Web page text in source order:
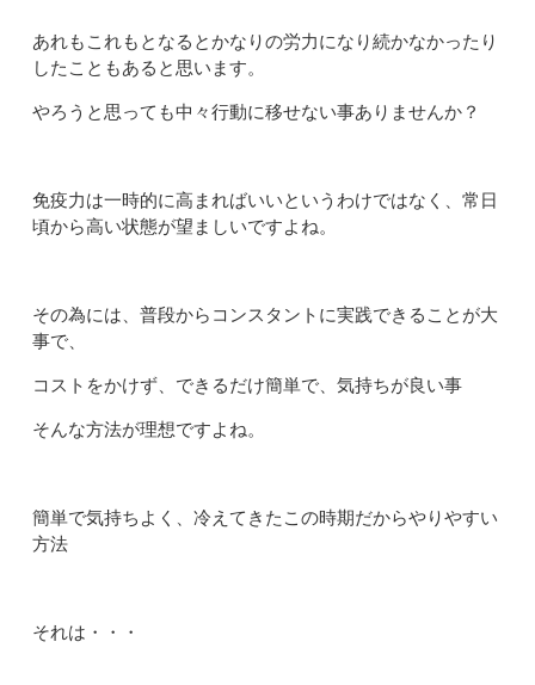
あれもこれもとなるとかなりの労力になり続かなかったり
したこともあると思います。
やろうと思っても中々行動に移せない事ありませんか？
免疫力は一時的に高まればいいというわけではなく、常日
頃から高い状態が望ましいですよね。
その為には、普段からコンスタントに実践できることが大
事で、
コストをかけず、できるだけ簡単で、気持ちが良い事
そんな方法が理想ですよね。
簡単で気持ちよく、冷えてきたこの時期だからやりやすい
方法
それは・・・